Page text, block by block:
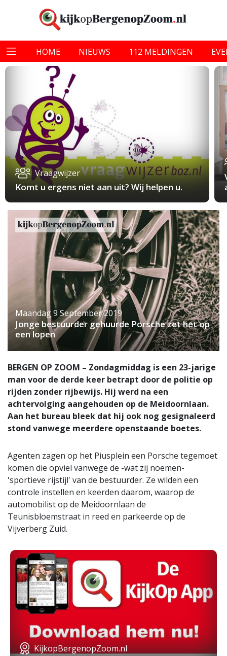
HOME NIEUWS 112 MELDINGEN
Vraagwijzer
Komt u ergens niet aan uit? Wij helpen u.
Maandag 9 September 2019
Jonge bestuurder gehuurde Porsche zet het op
een lopen
BERGEN OP ZOOM – Zondagmiddag is een 23-jarige
man voor de derde keer betrapt door de politie op
rijden zonder rijbewijs. Hij werd na een
achtervolging aangehouden op de Meidoornlaan.
Aan het bureau bleek dat hij ook nog gesignaleerd
stond vanwege meerdere openstaande boetes.
Agenten zagen op het Piusplein een Porsche tegemoet
komen die opviel vanwege de -wat zij noemen-
'sportieve rijstijl' van de bestuurder. Ze wilden een
controle instellen en keerden daarom, waarop de
automobilist op de Meidoornlaan de
Teunisbloemstraat in reed en parkeerde op de
Vijverberg Zuid.
KijkopBergenopZoom.nl